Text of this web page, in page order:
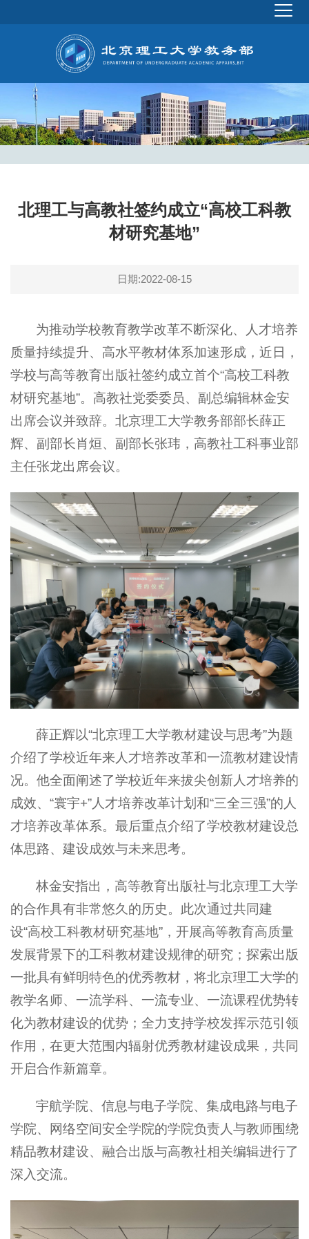
北理工与高教社签约成立“高校工科教
材研究基地”
日期:2022-08-15
为推动学校教育教学改革不断深化、人才培养
质量持续提升、高水平教材体系加速形成，近日，
学校与高等教育出版社签约成立首个“高校工科教
材研究基地”。高教社党委委员、副总编辑林金安
出席会议并致辞。北京理工大学教务部部长薛正
辉、副部长肖烜、副部长张玮，高教社工科事业部
主任张龙出席会议。
薛正辉以“北京理工大学教材建设与思考”为题
介绍了学校近年来人才培养改革和一流教材建设情
况。他全面阐述了学校近年来拔尖创新人才培养的
成效、“寰宇+”人才培养改革计划和“三全三强”的人
才培养改革体系。最后重点介绍了学校教材建设总
体思路、建设成效与未来思考。
林金安指出，高等教育出版社与北京理工大学
的合作具有非常悠久的历史。此次通过共同建
设“高校工科教材研究基地”，开展高等教育高质量
发展背景下的工科教材建设规律的研究；探索出版
一批具有鲜明特色的优秀教材，将北京理工大学的
教学名师、一流学科、一流专业、一流课程优势转
化为教材建设的优势；全力支持学校发挥示范引领
作用，在更大范围内辐射优秀教材建设成果，共同
开启合作新篇章。
宇航学院、信息与电子学院、集成电路与电子
学院、网络空间安全学院的学院负责人与教师围绕
精品教材建设、融合出版与高教社相关编辑进行了
深入交流。